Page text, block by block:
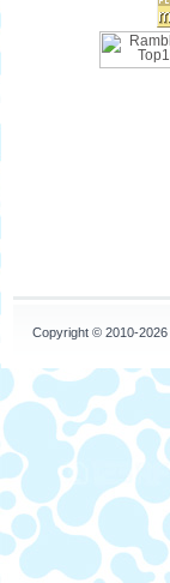
Copyright © 2010-2026